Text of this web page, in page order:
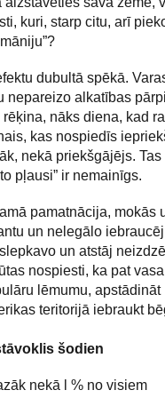
kuri, starp citu, arī
dubultā spēkā.
nepareizo alkatības
nāks diena, kad
kas nospiedīs
nekā priekšgājējs.
pļausi” ir nemainīgs.
pamatnācija, mokās
un nelegālo
un atstāj
nospiesti, ka pat
lēmumu, apstādināt
teritorijā iebraukt
šodien
nekā l % no visiem